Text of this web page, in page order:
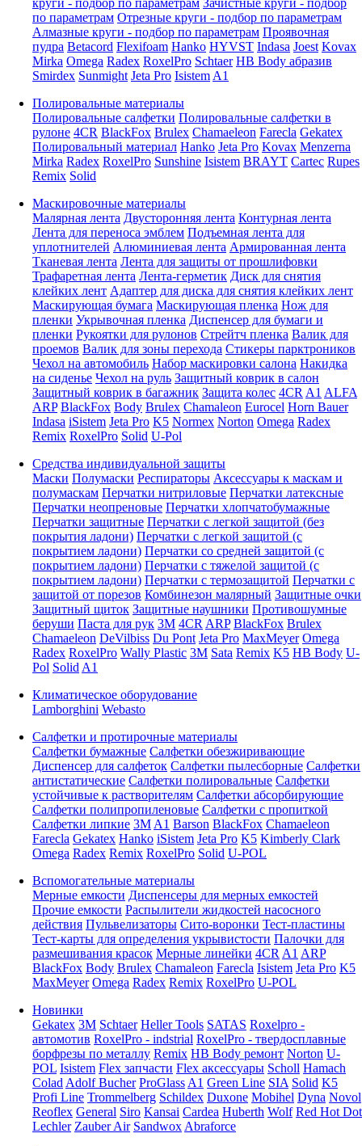
круги - подбор по параметрам Зачистные круги - подбор
по параметрам Отрезные круги - подбор по параметрам
Алмазные круги - подбор по параметрам Проявочная
пудра Betacord Flexifoam Hanko HYVST Indasa Joest Kovax
Mirka Omega Radex RoxelPro Schtaer HB Body абразив
Smirdex Sunmight Jeta Pro Isistem A1
Полировальные материалы
Полировальные салфетки Полировальные салфетки в
рулоне 4CR BlackFox Brulex Chamaeleon Farecla Gekatex
Полировальный материал Hanko Jeta Pro Kovax Menzerna
Mirka Radex RoxelPro Sunshine Isistem BRAYT Cartec Rupes
Remix Solid
Маскировочные материалы
Малярная лента Двусторонняя лента Контурная лента
Лента для переноса эмблем Подъемная лента для
уплотнителей Алюминиевая лента Армированная лента
Тканевая лента Лента для защиты от прошлифовки
Трафаретная лента Лента-герметик Диск для снятия
клейких лент Адаптер для диска для снятия клейких лент
Маскирующая бумага Маскирующая пленка Нож для
пленки Укрывочная пленка Диспенсер для бумаги и
пленки Рукоятки для рулонов Стрейтч пленка Валик для
проемов Валик для зоны перехода Стикеры парктроников
Чехол на автомобиль Набор маскировки салона Накидка
на сиденье Чехол на руль Защитный коврик в салон
Защитный коврик в багажник Защита колес 4CR A1 ALFA
ARP BlackFox Body Brulex Chamaleon Eurocel Horn Bauer
Indasa iSistem Jeta Pro K5 Normex Norton Omega Radex
Remix RoxelPro Solid U-Pol
Средства индивидуальной защиты
Маски Полумаски Респираторы Аксессуары к маскам и
полумаскам Перчатки нитриловые Перчатки латексные
Перчатки неопреновые Перчатки хлопчатобумажные
Перчатки защитные Перчатки с легкой защитой (без
покрытия ладони) Перчатки с легкой защитой (с
покрытием ладони) Перчатки со средней защитой (с
покрытием ладони) Перчатки с тяжелой защитой (с
покрытием ладони) Перчатки с термозащитой Перчатки с
защитой от порезов Комбинезон малярный Защитные очки
Защитный щиток Защитные наушники Противошумные
беруши Паста для рук 3M 4CR ARP BlackFox Brulex
Chamaeleon DeVilbiss Du Pont Jeta Pro MaxMeyer Omega
Radex RoxelPro Wally Plastic 3M Sata Remix K5 HB Body U-
Pol Solid A1
Климатическое оборудование
Lamborghini Webasto
Салфетки и протирочные материалы
Салфетки бумажные Салфетки обезжиривающие
Диспенсер для салфеток Салфетки пылесборные Салфетки
антистатические Салфетки полировальные Салфетки
устойчивые к растворителям Салфетки абсорбирующие
Салфетки полипропиленовые Салфетки с пропиткой
Салфетки липкие 3M A1 Barson BlackFox Chamaeleon
Farecla Gekatex Hanko iSistem Jeta Pro K5 Kimberly Clark
Omega Radex Remix RoxelPro Solid U-POL
Вспомогательные материалы
Мерные емкости Диспенсеры для мерных емкостей
Прочие емкости Распылители жидкостей насосного
действия Пульвелизаторы Сито-воронки Тест-пластины
Тест-карты для определения укрывистости Палочки для
размешивания красок Мерные линейки 4CR A1 ARP
BlackFox Body Brulex Chamaleon Farecla Isistem Jeta Pro K5
MaxMeyer Omega Radex Remix RoxelPro U-POL
Новинки
Gekatex 3M Schtaer Heller Tools SATAS Roxelpro -
автомотив RoxelPro - indstrial RoxelPro - твердосплавные
борфрезы по металлу Remix HB Body ремонт Norton U-
POL Isistem Flex запчасти Flex аксессуары Scholl Hamach
Colad Adolf Bucher ProGlass A1 Green Line SIA Solid K5
Profi Line Trommelberg Schildex Duxone Mobihel Dyna Novol
Reoflex General Siro Kansai Cardea Huberth Wolf Red Hot Dot
Lechler Zauber Air Sandwox Abraforce